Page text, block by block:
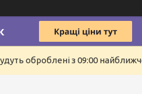
оброблені з 09:00